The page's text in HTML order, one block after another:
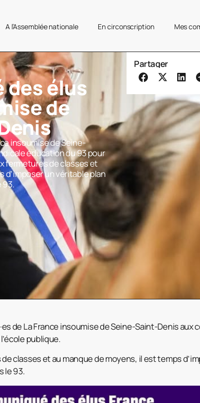
A l’Assemblée nationale En circonscription Mes
des élus
de
insoumise de Seine-
éducation du 93 pour
fermetures de classes et
d’imposer un véritable plan
93.
Partager
de La France insoumise de Seine-Saint-Denis
publique.
classes et au manque de moyens, il est temps
le 93.